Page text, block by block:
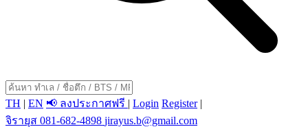
TH | EN 📢 ลงประกาศฟรี | Login Register |
จิรายุส 081-682-4898 jirayus.b@gmail.com